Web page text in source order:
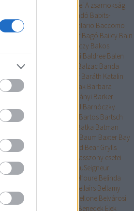
A Yellowstone alfahímjei A zsarnokság
Babilon Kiadó Babits-
Baccalario Baccomo
Baehr Baggot Bagó Bailey Bain
Bakóczy Bakos
krimik
Baldini Baldree Balen
ErikaBallard Balzac Banda
Bán Mór Baráth Katalin
Viktória
Barátnak tartalak Barbara
Bárkányi Barker
Barnard Barnhill Barnóczky
Barreau Bartos Bartsch
Batka Batman
Bauer Baum Baxter Bay
Bazterrica Beard Bear Grylls
Beatrice Hyde-Clare kisasszony esetei
Williams
BeauSeigneur
Stowe
Belfoure Belinda
Bellairs Bellamy
Belle Bellinger-nővérek Bellone Belvárosi
Benedek Elek